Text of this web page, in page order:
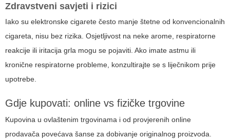
Zdravstveni savjeti i rizici
Iako su elektronske cigarete često manje štetne od konvencionalnih
cigareta, nisu bez rizika. Osjetljivost na neke arome, respiratorne
reakcije ili iritacija grla mogu se pojaviti. Ako imate astmu ili
kronične respiratorne probleme, konzultirajte se s liječnikom prije
upotrebe.
Gdje kupovati: online vs fizičke trgovine
Kupovina u ovlaštenim trgovinama i od provjerenih online
prodavača povećava šanse za dobivanje originalnog proizvoda.